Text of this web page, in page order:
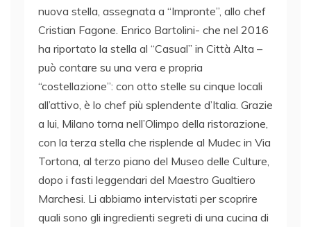
nuova stella, assegnata a “Impronte”, allo chef
Cristian Fagone. Enrico Bartolini- che nel 2016
ha riportato la stella al “Casual” in Città Alta –
può contare su una vera e propria
“costellazione”: con otto stelle su cinque locali
all’attivo, è lo chef più splendente d’Italia. Grazie
a lui, Milano torna nell’Olimpo della ristorazione,
con la terza stella che risplende al Mudec in Via
Tortona, al terzo piano del Museo delle Culture,
dopo i fasti leggendari del Maestro Gualtiero
Marchesi. Li abbiamo intervistati per scoprire
quali sono gli ingredienti segreti di una cucina di